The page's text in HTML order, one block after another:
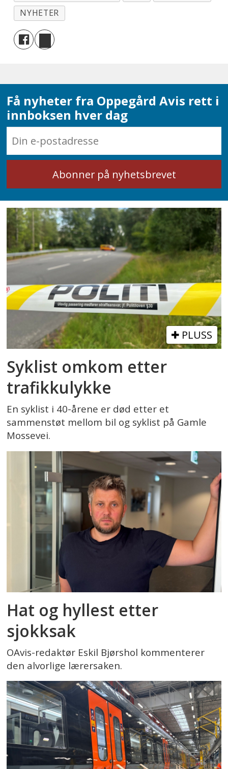
NYHETER
Få nyheter fra Oppegård Avis rett i
innboksen hver dag
PLUSS
Syklist omkom etter
trafikkulykke
En syklist i 40-årene er død etter et
sammenstøt mellom bil og syklist på Gamle
Mossevei.
Hat og hyllest etter
sjokksak
OAvis-redaktør Eskil Bjørshol kommenterer
den alvorlige lærersaken.